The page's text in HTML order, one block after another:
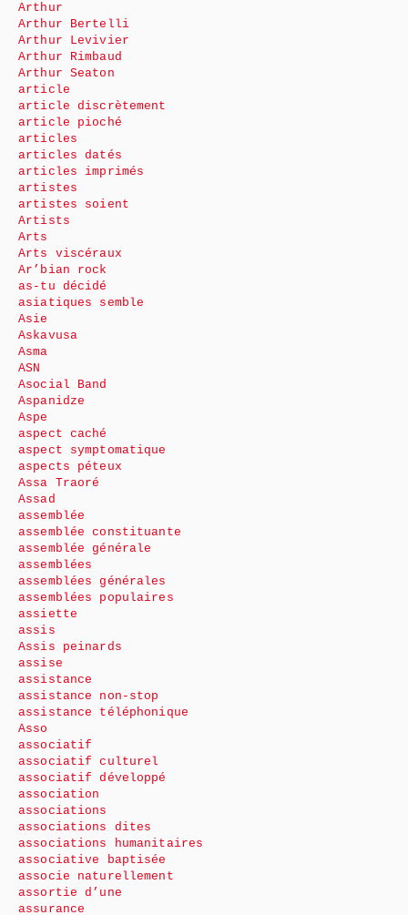
Arthur
Arthur Bertelli
Arthur Levivier
Arthur Rimbaud
Arthur Seaton
article
article discrètement
article pioché
articles
articles datés
articles imprimés
artistes
artistes soient
Artists
Arts
Arts viscéraux
Ar’bian rock
as-tu décidé
asiatiques semble
Asie
Askavusa
Asma
ASN
Asocial Band
Aspanidze
Aspe
aspect caché
aspect symptomatique
aspects péteux
Assa Traoré
Assad
assemblée
assemblée constituante
assemblée générale
assemblées
assemblées générales
assemblées populaires
assiette
assis
Assis peinards
assise
assistance
assistance non-stop
assistance téléphonique
Asso
associatif
associatif culturel
associatif développé
association
associations
associations dites
associations humanitaires
associative baptisée
associe naturellement
assortie d’une
assurance